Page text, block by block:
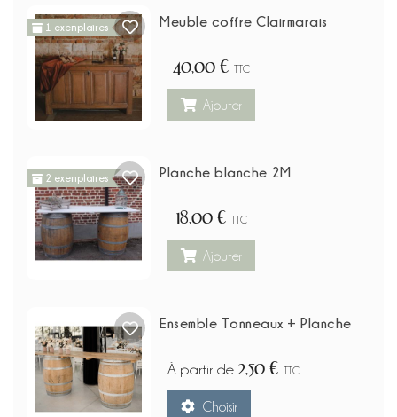
1 exemplaires Meuble coffre Clairmarais
40,00 € TTC
Ajouter
2 exemplaires Planche blanche 2M
18,00 € TTC
Ajouter
Ensemble Tonneaux + Planche
À partir de 2,50 € TTC
Choisir